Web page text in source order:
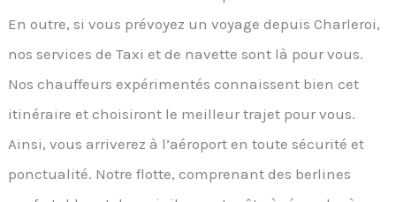
En outre, si vous prévoyez un voyage depuis Charleroi,
nos services de Taxi et de navette sont là pour vous.
Nos chauffeurs expérimentés connaissent bien cet
itinéraire et choisiront le meilleur trajet pour vous.
Ainsi, vous arriverez à l’aéroport en toute sécurité et
ponctualité. Notre flotte, comprenant des berlines